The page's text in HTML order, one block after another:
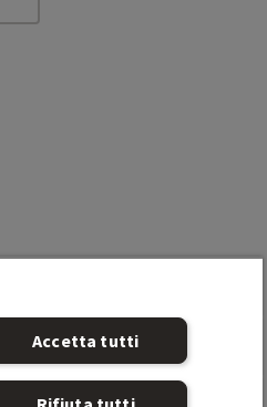
Accetta tutti